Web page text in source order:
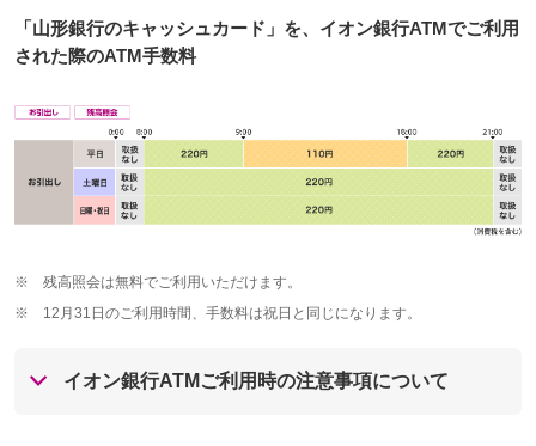
「山形銀行のキャッシュカード」を、イオン銀行ATMでご利用
された際のATM手数料
※
残高照会は無料でご利用いただけます。
※
12月31日のご利用時間、手数料は祝日と同じになります。
イオン銀行ATMご利用時の注意事項について